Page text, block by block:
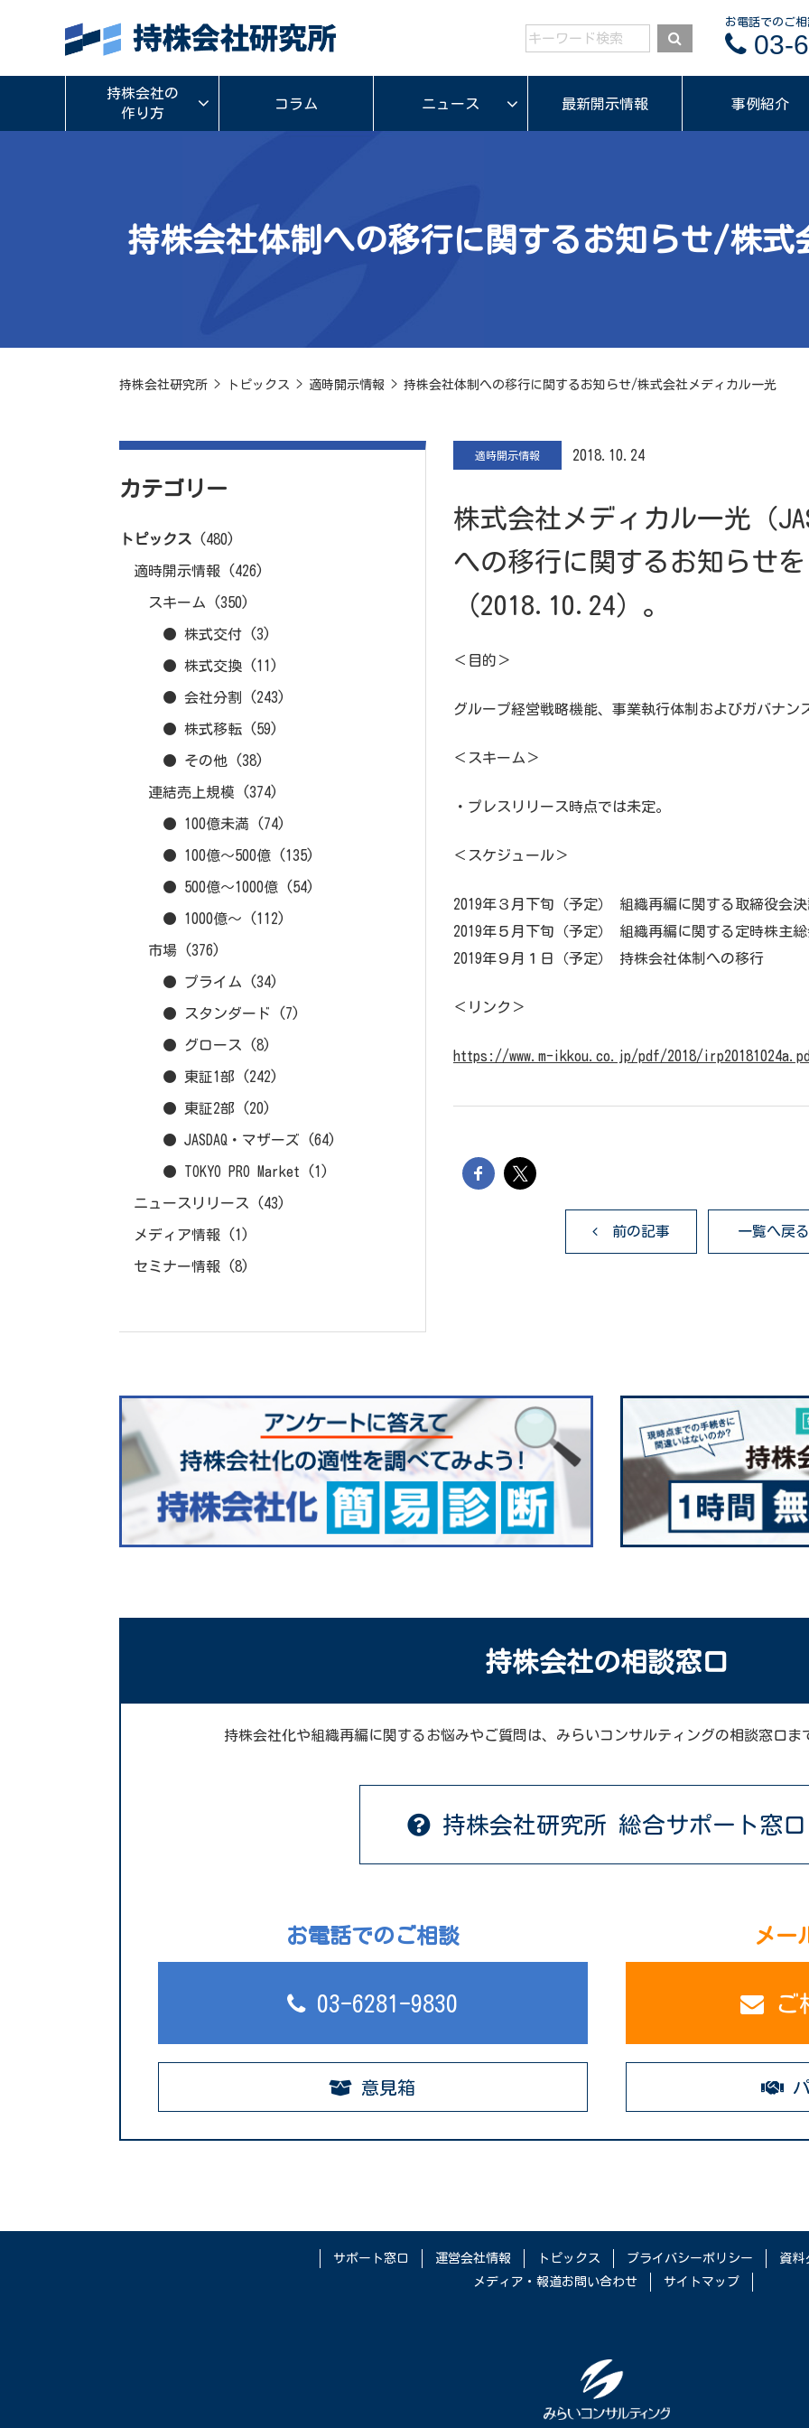
お電話でのご
03-
持株会社の
作り方
コラム ニュース 最新開示情報 事例紹介
持株会社体制への移行に関するお知らせ/株式
持株会社研究所 > トピックス > 適時開示情報 > 持株会社体制への移行に関するお知らせ/株式会社メディカル一光
適時開示情報 2018.10.24
株式会社メディカル一光（
への移行に関するお知らせ
（2018.10.24）。
＜目的＞
グループ経営戦略機能、事業執行体制およびガバナン
＜スキーム＞
・プレスリリース時点では未定。
＜スケジュール＞
2019年３月下旬（予定） 組織再編に関する取締役会
2019年５月下旬（予定） 組織再編に関する定時株主
2019年９月１日（予定） 持株会社体制への移行
＜リンク＞
https://www.m-ikkou.co.jp/pdf/2018/
前の記事 一覧へ戻る
カテゴリー
トピックス (480)
適時開示情報 (426)
スキーム (350)
● 株式交付 (3)
● 株式交換 (11)
● 会社分割 (243)
● 株式移転 (59)
● その他 (38)
連結売上規模 (374)
● 100億未満 (74)
● 100億～500億 (135)
● 500億～1000億 (54)
● 1000億～ (112)
市場 (376)
● プライム (34)
● スタンダード (7)
● グロース (8)
● 東証1部 (242)
● 東証2部 (20)
● JASDAQ・マザーズ (64)
● TOKYO PRO Market (1)
ニュースリリース (43)
メディア情報 (1)
セミナー情報 (8)
持株会社の相談窓口
持株会社化や組織再編に関するお悩みやご質問は、みらいコンサルティングの相談窓口ま
持株会社研究所 総合サポート窓口
お電話でのご相談
03-6281-9830
メー
ご
意見箱
サポート窓口 運営会社情報 トピックス プライバシーポリシー
資料
メディア・報道お問い合わせ
サイトマップ